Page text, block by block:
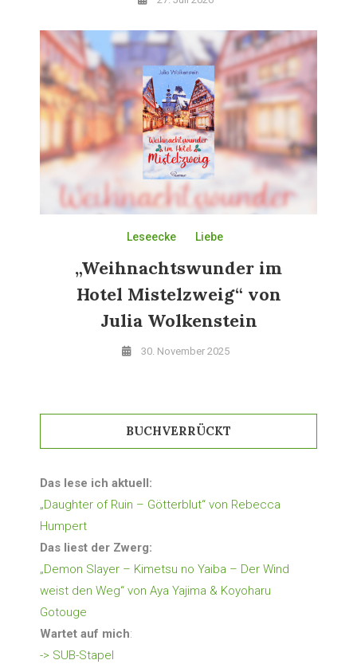
Leseecke Liebe
„Weihnachtswunder im
Hotel Mistelzweig“ von
Julia Wolkenstein
30. November 2025
BUCHVERRÜCKT
Das lese ich aktuell:
„Daughter of Ruin – Götterblut“ von Rebecca
Humpert
Das liest der Zwerg:
„Demon Slayer – Kimetsu no Yaiba – Der Wind
weist den Weg“ von Aya Yajima & Koyoharu
Gotouge
Wartet auf mich:
-> SUB-Stapel